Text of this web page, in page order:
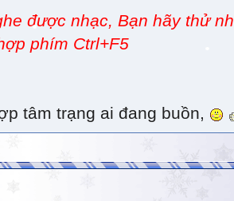
được nhạc, Bạn hãy thử
phím Ctrl+F5
tâm trạng ai đang buồn,